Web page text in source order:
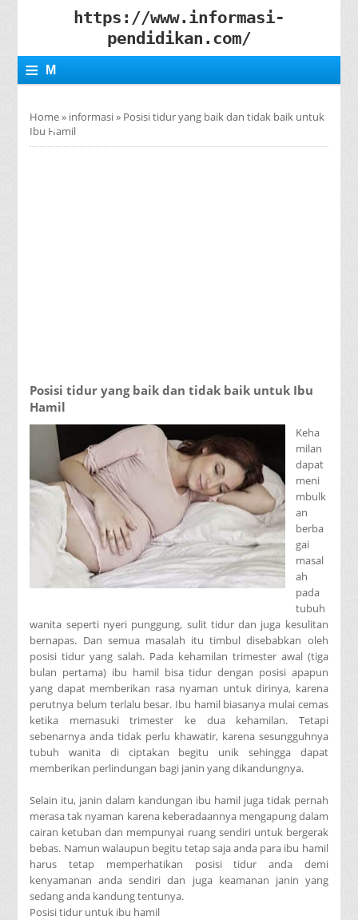
https://www.informasi-
pendidikan.com/
≡ M
N
Home» informasi» Posisi tidur yang baik dan tidak baik untuk
Ibu Hamil
Posisi tidur yang baik dan tidak baik untuk Ibu
Hamil
Keha
milan
dapat
meni
mbulk
an
berba
gai
masal
ah
pada
tubuh
wanita seperti nyeri punggung, sulit tidur dan juga kesulitan
bernapas. Dan semua masalah itu timbul disebabkan oleh
posisi tidur yang salah. Pada kehamilan trimester awal (tiga
bulan pertama) ibu hamil bisa tidur dengan posisi apapun
yang dapat memberikan rasa nyaman untuk dirinya, karena
perutnya belum terlalu besar. Ibu hamil biasanya mulai cemas
ketika memasuki trimester ke dua kehamilan. Tetapi
sebenarnya anda tidak perlu khawatir, karena sesungguhnya
tubuh wanita di ciptakan begitu unik sehingga dapat
memberikan perlindungan bagi janin yang dikandungnya.
Selain itu, janin dalam kandungan ibu hamil juga tidak pernah
merasa tak nyaman karena keberadaannya mengapung dalam
cairan ketuban dan mempunyai ruang sendiri untuk bergerak
bebas. Namun walaupun begitu tetap saja anda para ibu hamil
harus tetap memperhatikan posisi tidur anda demi
kenyamanan anda sendiri dan juga keamanan janin yang
sedang anda kandung tentunya.
Posisi tidur untuk ibu hamil